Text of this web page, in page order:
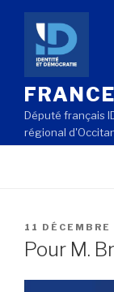
Aller
contenu
principal
Député français
régional
PUBLIÉ
LE
11
Pour M.